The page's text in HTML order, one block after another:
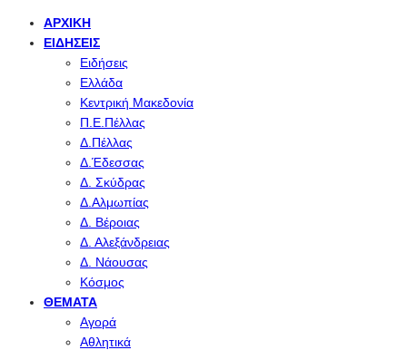
ΑΡΧΙΚΉ
ΕΙΔΉΣΕΙΣ
Ειδήσεις
Ελλάδα
Κεντρική Μακεδονία
Π.Ε.Πέλλας
Δ.Πέλλας
Δ.Έδεσσας
Δ. Σκύδρας
Δ.Αλμωπίας
Δ. Βέροιας
Δ. Αλεξάνδρειας
Δ. Νάουσας
Κόσμος
ΘΈΜΑΤΑ
Αγορά
Αθλητικά